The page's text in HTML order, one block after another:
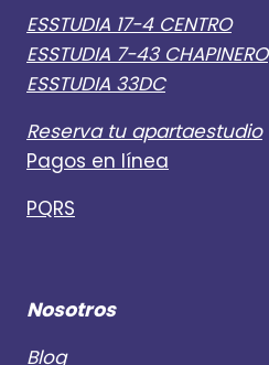
ESSTUDIA 17-4 CENTRO
ESSTUDIA 7-43 CHAPINERO
ESSTUDIA 33DC
Reserva tu apartaestudio
Pagos en línea
PQRS
Nosotros
Blog